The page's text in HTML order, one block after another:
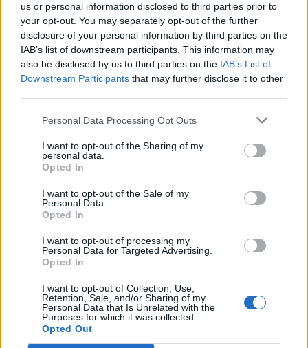
us or personal information disclosed to third parties prior to
your opt-out. You may separately opt-out of the further
disclosure of your personal information by third parties on the
IAB’s list of downstream participants. This information may
also be disclosed by us to third parties on the IAB’s List of
Downstream Participants that may further disclose it to other
Personal Data Processing Opt Outs
I want to opt-out of the Sharing of my
personal data.
Opted In
I want to opt-out of the Sale of my
Personal Data.
Opted In
I want to opt-out of processing my
Personal Data for Targeted Advertising.
Opted In
I want to opt-out of Collection, Use,
Retention, Sale, and/or Sharing of my
Personal Data that Is Unrelated with the
Purposes for which it was collected.
Opted Out
Commenti
articolo.
commento esprime il pensiero dell'autore e non rappresenta la linea editoriale
di VareseNews.it, che rimane autonoma e indipendente. I messaggi inclusi nei
commenti non sono testi giornalistici, ma post inviati dai singoli lettori che
possono essere automaticamente pubblicati senza filtro preventivo. I commenti